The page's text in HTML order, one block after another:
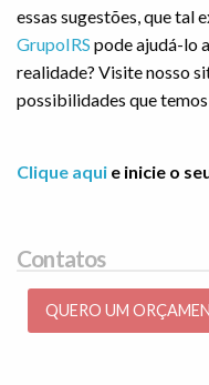
essas sugestões, que tal
GrupoIRS pode ajudá-lo
realidade? Visite nosso
possibilidades que
Clique aqui e inicie o
Contatos
QUERO UM